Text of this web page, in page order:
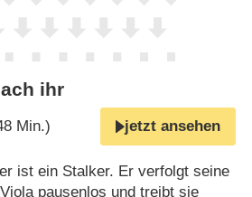
ihr
Min.) jetzt ansehen
ist ein Stalker. Er verfolgt seine
pausenlos und treibt sie